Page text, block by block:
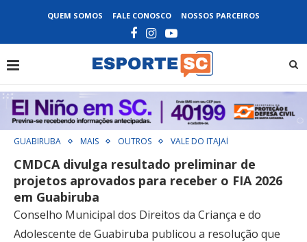
QUEM SOMOS FALE CONOSCO NOSSOS PARCEIROS
GUABIRUBA MAIS OUTROS VALE DO ITAJAÍ
CMDCA divulga resultado preliminar de
projetos aprovados para receber o FIA 2026
em Guabiruba
Conselho Municipal dos Direitos da Criança e do
Adolescente de Guabiruba publicou a resolução que